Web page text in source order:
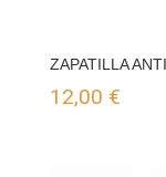
ZAPATILLA
12,00 €